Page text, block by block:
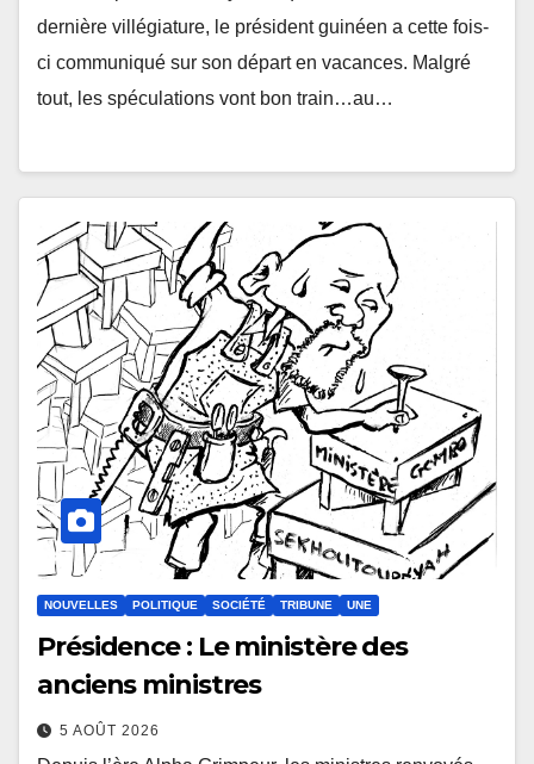
dernière villégiature, le président guinéen a cette fois-
ci communiqué sur son départ en vacances. Malgré
tout, les spéculations vont bon train…au…
NOUVELLES POLITIQUE SOCIÉTÉ TRIBUNE UNE
Présidence : Le ministère des
anciens ministres
5 AOÛT 2026